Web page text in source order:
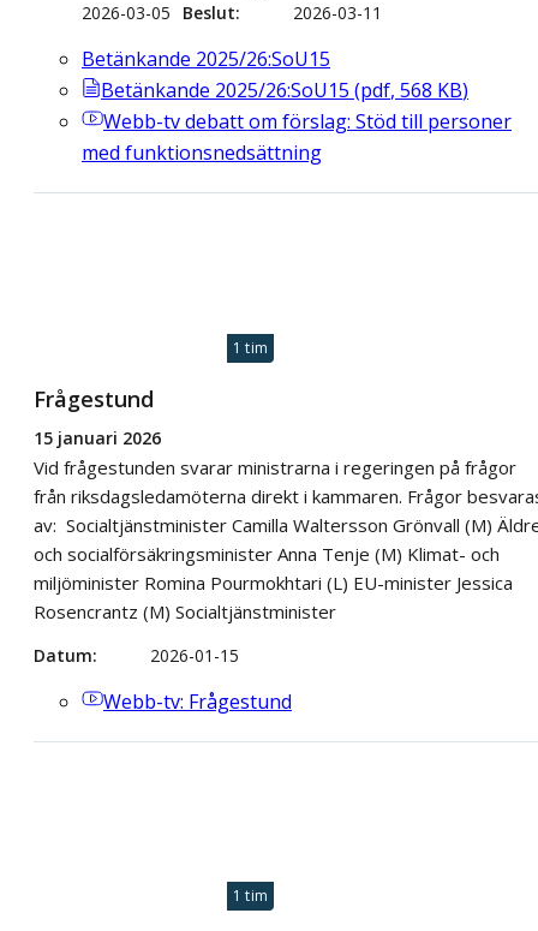
2026-03-05
Beslut 2026-03-11
Betänkande 2025/26:SoU15
Betänkande 2025/26:SoU15 (pdf, 568 KB)
Webb-tvdebatt om förslag: Stöd till personer
med funktionsnedsättning
1 tim
Frågestund
15 januari 2026
Vid frågestunden svarar ministrarna i regeringen på frågor
från riksdagsledamöterna direkt i kammaren. Frågor
av: Socialtjänstminister Camilla Waltersson Grönvall (M)
och socialförsäkringsminister Anna Tenje (M) Klimat- och
miljöminister Romina Pourmokhtari (L) EU-minister Jessica
Rosencrantz (M) Socialtjänstminister
Datum 2026-01-15
Webb-tv: Frågestund
1 tim